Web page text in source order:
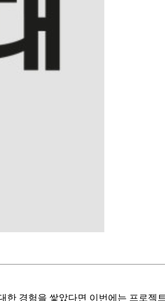
경험을 쌓았다면 이번에는 프로젝